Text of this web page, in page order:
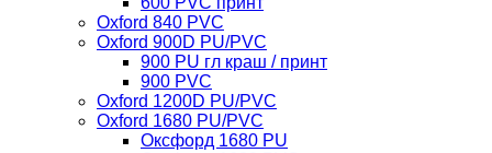
Oxford 840 PVC
Oxford 900D PU/PVC
900 PU гл краш / принт
900 PVC
Oxford 1200D PU/PVC
Oxford 1680 PU/PVC
Оксфорд 1680 PU